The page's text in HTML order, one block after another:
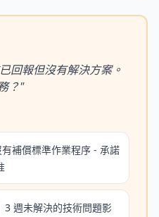
回報但沒有解決方案。
？"
補償標準作業程序 - 承諾
3 週未解決的技術問題影